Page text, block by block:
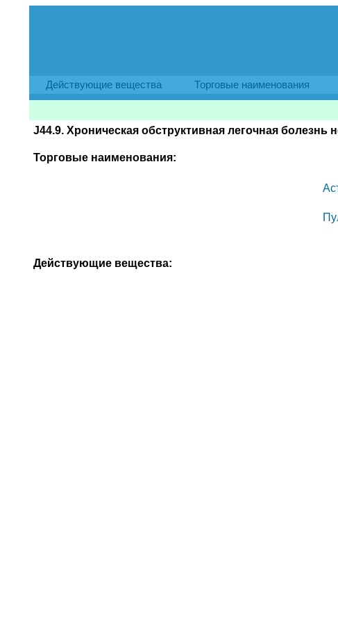
Действующие вещества Торговые наименования
J44.9. Хроническая обструктивная легочная болезнь
Торговые наименования:
Действующие вещества: